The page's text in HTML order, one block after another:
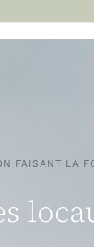
FAISANT LA